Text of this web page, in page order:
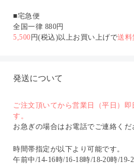
■宅急便
全国一律 880円
5,500円(税込)以上お買い上げで送料
発送について
ご注文頂いてから営業日（平日）
す。
お急ぎの場合はお電話でご連絡くだ
時間帯指定が以下より可能です。
午前中/14-16時/16-18時/18-20時/19-